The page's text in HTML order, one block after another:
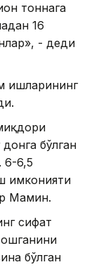
тоннага
16
- деди
ишларининг
бўлган
6-6,5
имконияти
Мамин.
сифат
бўлган